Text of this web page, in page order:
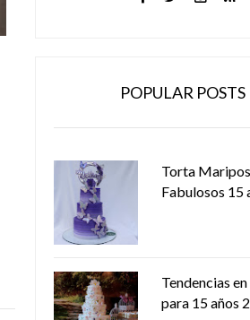
POPULAR POSTS
Torta
Fabulosos 15
Tendencias
para 15 años